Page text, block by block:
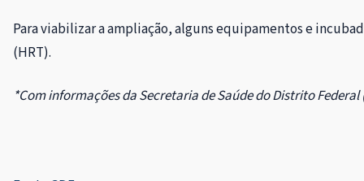
Para viabilizar a ampliação, alguns equipamentos e
(HRT).
*Com informações da Secretaria de Saúde do Distrito Federal